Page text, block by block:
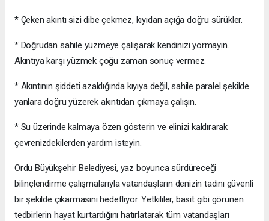
* Çeken akıntı sizi dibe çekmez, kıyıdan açığa doğru sürükler.
* Doğrudan sahile yüzmeye çalışarak kendinizi yormayın.
Akıntıya karşı yüzmek çoğu zaman sonuç vermez.
* Akıntının şiddeti azaldığında kıyıya değil, sahile paralel şekilde
yanlara doğru yüzerek akıntıdan çıkmaya çalışın.
* Su üzerinde kalmaya özen gösterin ve elinizi kaldırarak
çevrenizdekilerden yardım isteyin.
Ordu Büyükşehir Belediyesi, yaz boyunca sürdüreceği
bilinçlendirme çalışmalarıyla vatandaşların denizin tadını güvenli
bir şekilde çıkarmasını hedefliyor. Yetkililer, basit gibi görünen
tedbirlerin hayat kurtardığını hatırlatarak tüm vatandaşları